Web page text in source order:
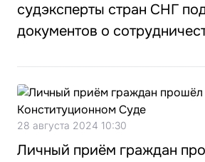
судэксперты стран СНГ
документов о
28 августа 2024 10:30
Личный приём граждан